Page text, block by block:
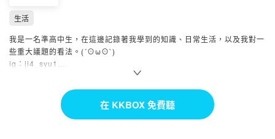
生活
我是一名準高中生，在這邊記錄著我學到的知識、日常生活，以及我對一
些重大議題的看法。(´⊙ω⊙`)
ig：ji4_syu1
Powered by Firstory Hosting
在 KKBOX 免費聽